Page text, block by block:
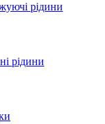
рідини
рідини